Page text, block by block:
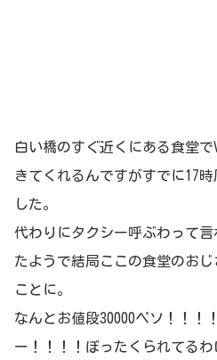
白い橋のすぐ近くにある食堂
きてくれるんですがすでに17
した。
代わりにタクシー呼ぶわって
たようで結局ここの食堂のお
ことに。
なんとお値段30000ペソ！！！
ー！！！！ぼったくられてる